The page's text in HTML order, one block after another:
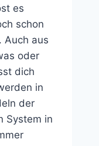
es
schon
Auch aus
oder
dich
in
der
System in